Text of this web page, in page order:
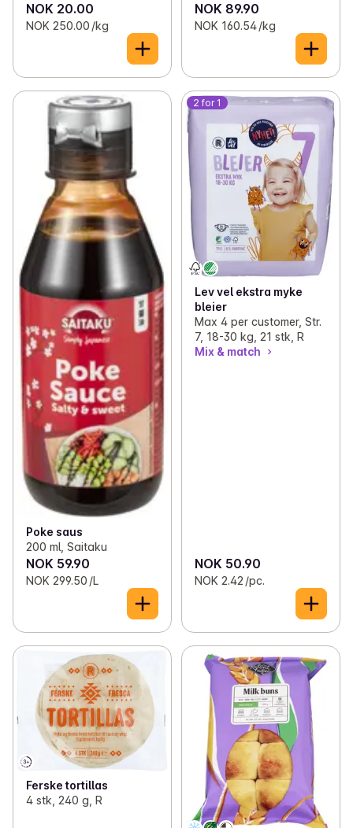
NOK 20.00
NOK 250.00 /kg
NOK 89.90
NOK 160.54 /kg
Poke saus
200 ml, Saitaku
NOK 59.90
NOK 299.50 /L
2 for 1
Lev vel ekstra myke
bleier
Max 4 per customer, Str.
7, 18-30 kg, 21 stk, R
Mix & match
NOK 50.90
NOK 2.42 /pc.
Ferske tortillas
4 stk, 240 g, R